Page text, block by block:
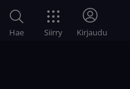
Hae Siirry Kirjaudu